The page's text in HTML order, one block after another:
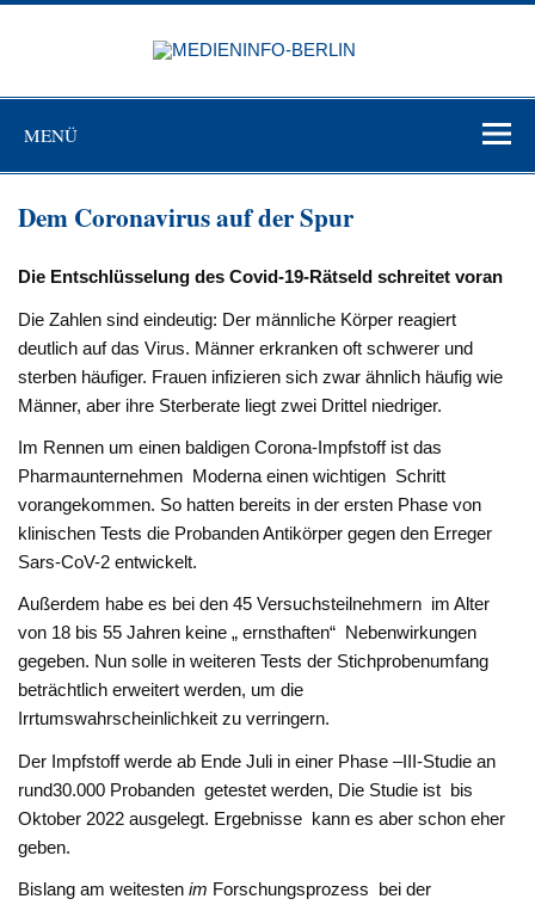
Zum
MENÜ
Dem Coronavirus auf der Spur
Die Entschlüsselung des Covid-19-Rätseld schreitet voran
Die Zahlen sind eindeutig: Der männliche Körper reagiert
deutlich auf das Virus. Männer erkranken oft schwerer und
sterben häufiger. Frauen infizieren sich zwar ähnlich häufig wie
Männer, aber ihre Sterberate liegt zwei Drittel niedriger.
Im Rennen um einen baldigen Corona-Impfstoff ist das
Pharmaunternehmen Moderna einen wichtigen Schritt
vorangekommen. So hatten bereits in der ersten Phase von
klinischen Tests die Probanden Antikörper gegen den Erreger
Sars-CoV-2 entwickelt.
Außerdem habe es bei den 45 Versuchsteilnehmern im Alter
von 18 bis 55 Jahren keine „ ernsthaften“ Nebenwirkungen
gegeben. Nun solle in weiteren Tests der Stichprobenumfang
beträchtlich erweitert werden, um die
Irrtumswahrscheinlichkeit zu verringern.
Der Impfstoff werde ab Ende Juli in einer Phase –III-Studie an
rund30.000 Probanden getestet werden, Die Studie ist bis
Oktober 2022 ausgelegt. Ergebnisse kann es aber schon eher
geben.
Bislang am weitesten im Forschungsprozess bei der